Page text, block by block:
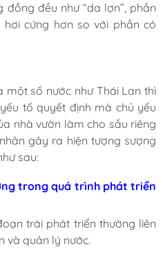
đều như “da lợn”, phần
cứng hơn so với phần có
một số nước như Thái Lan thì
tố quyết định mà chủ yếu
nhà vườn làm cho sầu riêng
gây ra hiện tượng sượng
sau:
trong quá trình phát triển
trái phát triển thường liên
và quản lý nước.